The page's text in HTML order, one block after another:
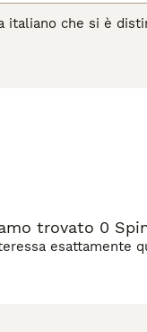
italiano che si è
la barba e le
trovato 0
esattamente